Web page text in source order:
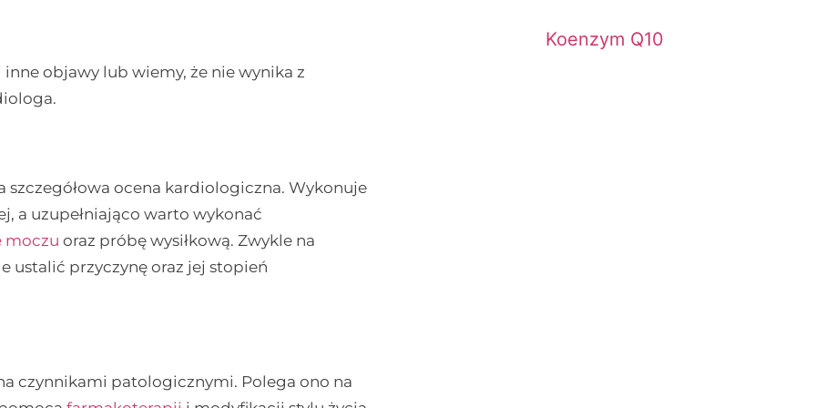
objawy lub wiemy, że nie wynika z
ocena kardiologiczna. Wykonuje
a uzupełniająco warto wykonać
moczu oraz próbę wysiłkową. Zwykle na
ustalić przyczynę oraz jej stopień
czynnikami patologicznymi. Polega ono na
Koenzym Q10